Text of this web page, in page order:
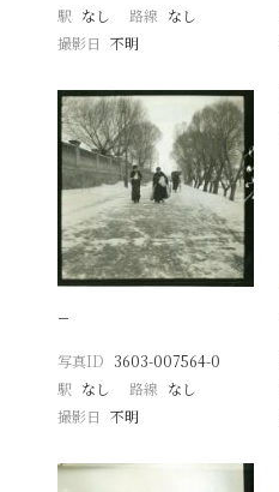
駅 なし 路線 なし
撮影日
不明
−
写真ID 3603-007564-0
駅 なし 路線 なし
撮影日
不明